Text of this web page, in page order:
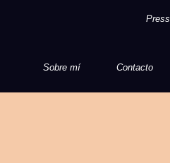
Press
Sobre mí Contacto